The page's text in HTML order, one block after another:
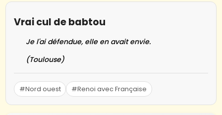
Vrai cul de babtou
Je l'ai défendue, elle en avait envie.
(Toulouse)
#Nord ouest #Renoi avec Française